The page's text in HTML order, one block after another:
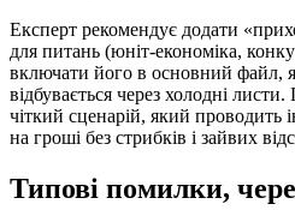
Експерт рекомендує додати
для питань (юнiт-економіка,
включати його в основний файл,
відбувається через холодні
чіткий сценарій, який проводить
на гроші без стрибків і зайвих
Типові помилки,